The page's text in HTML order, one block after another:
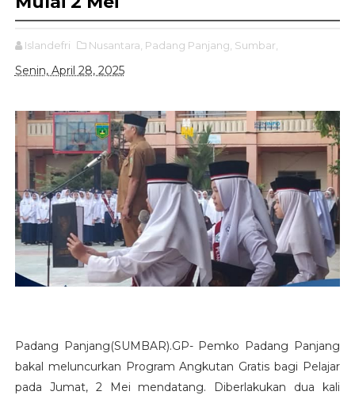
Islandefri Nusantara, Padang Panjang, Sumbar,
Senin, April 28, 2025
Padang Panjang(SUMBAR).GP- Pemko Padang Panjang
bakal meluncurkan Program Angkutan Gratis bagi Pelajar
pada Jumat, 2 Mei mendatang. Diberlakukan dua kali